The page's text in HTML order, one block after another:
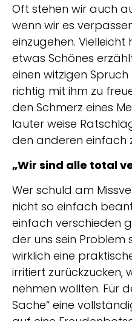
Oft stehen wir auch
wenn wir es
einzugehen. Vielleicht
etwas Schönes
einen witzigen
richtig mit ihm zu
den Schmerz eines
lauter weise
den anderen einfach
„Wir sind alle total
Wer schuld am
nicht so einfach
einfach verschieden
der uns sein Problem
wirklich eine
irritiert zurückzucken,
nehmen wollten. Für
Sache“ eine